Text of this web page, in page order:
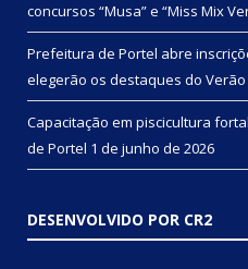
concursos “Musa” e “Miss Mix
Prefeitura de Portel abre
elegerão os destaques do Verão
Capacitação em piscicultura
de Portel 1 de junho de 2026
DESENVOLVIDO POR CR2